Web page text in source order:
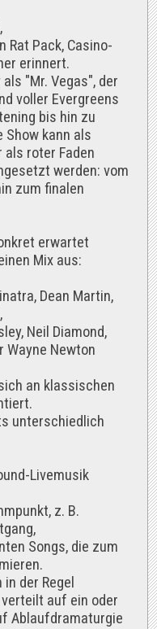
Rat Pack, Casino-
erinnert.
"Mr. Vegas", der
voller Evergreens
bis hin zu
Show kann als
als roter Faden
werden: vom
zum finalen
erwartet
Mix aus:
Dean Martin,
Neil Diamond,
Wayne Newton
an klassischen
unterschiedlich
Livemusik
z. B.
Songs, die zum
der Regel
auf ein oder
Ablaufdramaturgie